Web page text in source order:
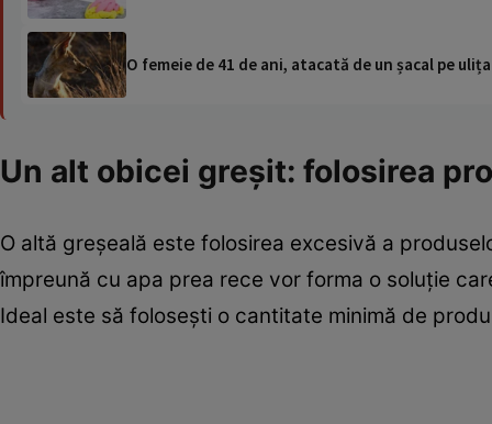
O femeie de 41 de ani, atacată de un șacal pe
Un alt obicei greșit: folosirea
O altă greșeală este folosirea excesivă a
împreună cu apa prea rece vor forma o soluție
Ideal este să folosești o cantitate minimă de